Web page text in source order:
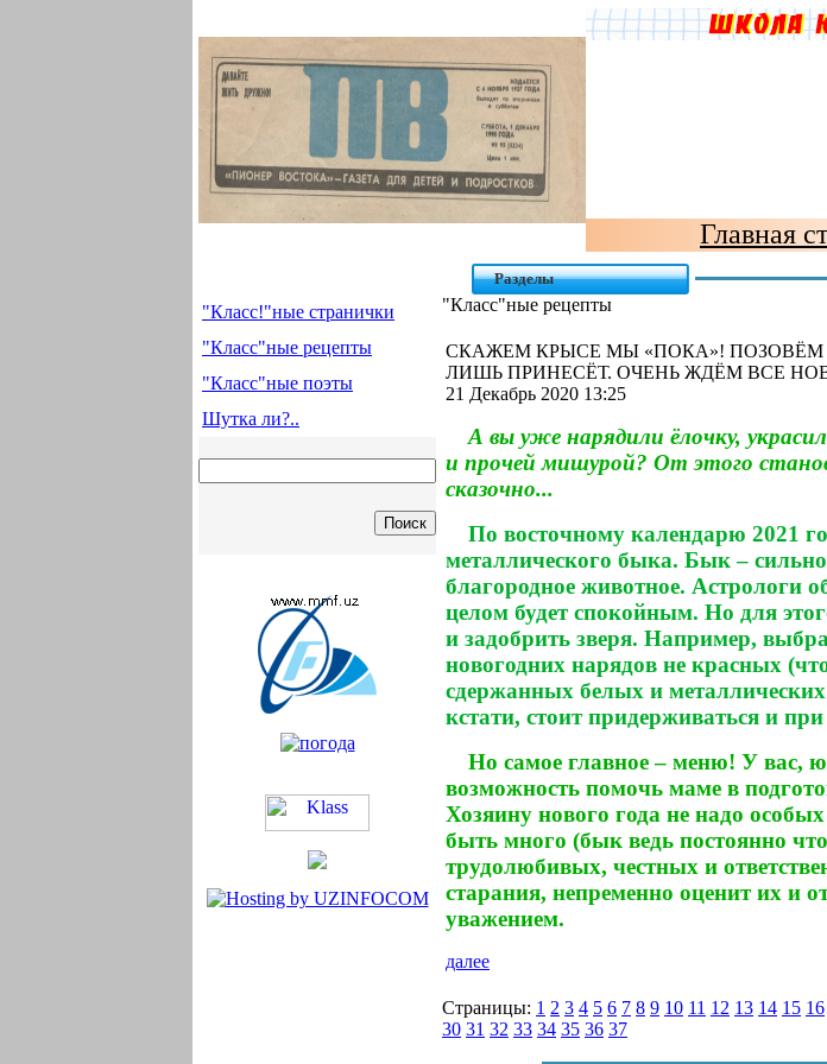
Главная
Разделы
"Класс!"ные странички
"Класс"ные рецепты
"Класс"ные поэты
Шутка ли?..
"Класс"ные рецепты
СКАЖЕМ КРЫСЕ МЫ «ПОКА»! ПОЗОВЁМ
ЛИШЬ ПРИНЕСЁТ. ОЧЕНЬ ЖДЁМ ВСЕ
21 Декабрь 2020 13:25
А вы уже нарядили ёлочку,
и прочей мишурой? От этого
сказочно...
По восточному календарю 2021
металлического быка. Бык –
благородное животное. Астрологи
целом будет спокойным. Но для
и задобрить зверя. Например,
новогодних нарядов не красных
сдержанных белых и
кстати, стоит придерживаться и
Но самое главное – меню! У вас,
возможность помочь маме в
Хозяину нового года не надо
быть много (бык ведь постоянно
трудолюбивых, честных и
старания, непременно оценит их и
уважением.
далее
Страницы: 1 2 3 4 5 6 7 8 9 10 11 12 13 14 15 16
30 31 32 33 34 35 36 37